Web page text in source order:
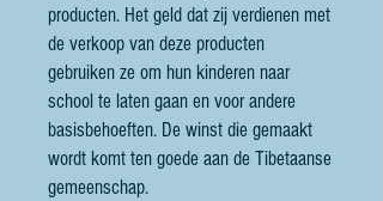
producten. Het geld dat zij verdienen met
de verkoop van deze producten
gebruiken ze om hun kinderen naar
school te laten gaan en voor andere
basisbehoeften. De winst die gemaakt
wordt komt ten goede aan de Tibetaanse
gemeenschap.